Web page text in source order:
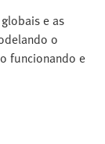
e as
o
funcionando e